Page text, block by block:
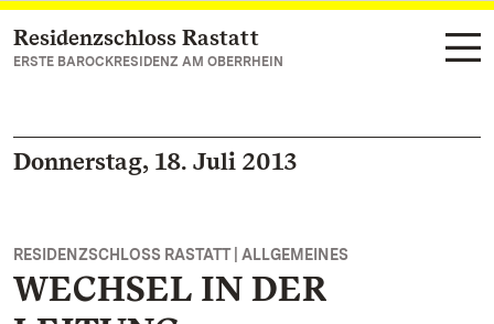
Zum Hauptinhalt springen
Residenzschloss Rastatt
ERSTE BAROCKRESIDENZ AM OBERRHEIN
Donnerstag, 18. Juli 2013
RESIDENZSCHLOSS RASTATT | ALLGEMEINES
WECHSEL IN DER